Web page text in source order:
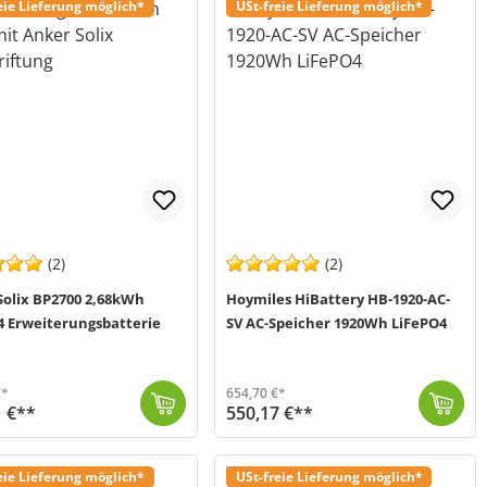
Lieferung möglich*
(2)
BP2700 2,68kWh
Erweiterungsbatterie
€**
USt-freie Lieferung möglich*
(2)
Hoymiles HiBattery HB-1920-AC-
SV AC-Speicher 1920Wh LiFePO4
654,70 €*
550,17 €**
Lieferung möglich* USt-freie Lieferung möglich*